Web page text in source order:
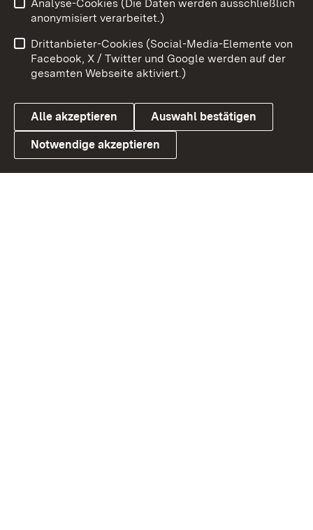
Link zum Landesportal
Benutzungshinweise
Barrierefreiheit
Datenschutz
Cookies
Analyse-Cookies (Die Daten werden ausschließlich
anonymisiert verarbeitet.)
Drittanbieter-Cookies (Social-Media-Elemente von
Facebook, X / Twitter und Google werden auf der
gesamten Webseite aktiviert.)
Alle akzeptieren Auswahl bestätigen
Notwendige akzeptieren